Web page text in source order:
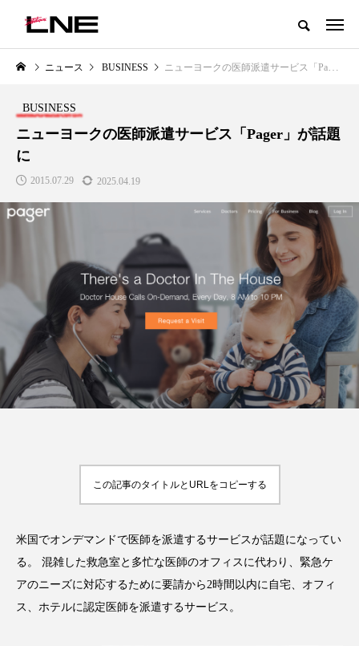
グローバルビューティ＆ヘルスケアビジネス誌
LIFESTYLE
SNSの「加工顔」と美容医療｜AI
がもたらす可能性とこれから
2026.07.13
BUSINESS
GWI調査から読み解く2030年の
都市型スパ――身近なウェルネ
の次世代モデル
2026.08.06
TAG LIST
AI B2B BeautyTech ChatGPT
ニュース BUSINESS ニューヨークの医師派遣サービス「Pager」が話題に
BUSINESS
ニューヨークの医師派遣サービス「Pager」が話題
に
2015.07.29 2025.04.19
この記事のタイトルとURLをコピーする
米国でオンデマンドで医師を派遣するサービスが話題になってい
る。 混雑した救急室と多忙な医師のオフィスに代わり、緊急ケ
アのニーズに対応するために要請から2時間以内に自宅、オフィ
ス、ホテルに認定医師を派遣するサービス。